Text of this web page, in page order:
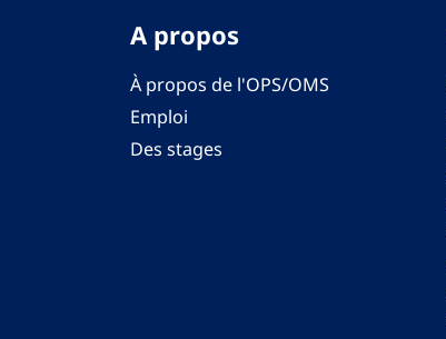
A propos
À propos de l'OPS/OMS
Emploi
Des stages